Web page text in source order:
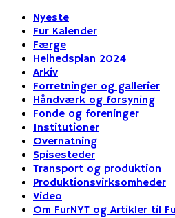
Nyeste
Fur Kalender
Færge
Helhedsplan 2024
Arkiv
Forretninger og gallerier
Håndværk og forsyning
Fonde og foreninger
Institutioner
Overnatning
Spisesteder
Transport og produktion
Produktionsvirksomheder
Video
Om FurNYT og Artikler til